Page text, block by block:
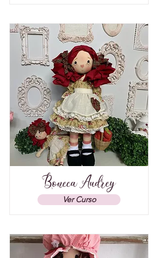
Boneca Audrey
Ver Curso